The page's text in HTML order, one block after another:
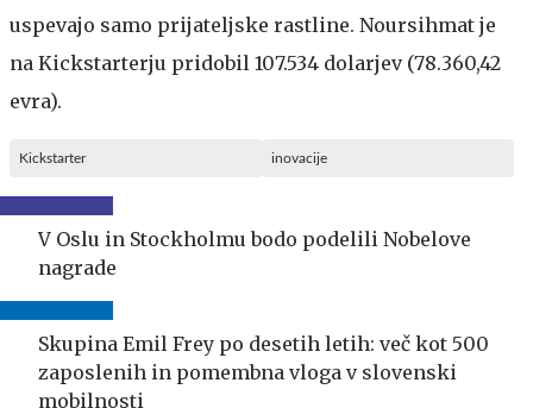
uspevajo samo prijateljske rastline. Noursihmat je
na Kickstarterju pridobil 107.534 dolarjev (78.360,42
evra).
Kickstarter inovacije
V Oslu in Stockholmu bodo podelili Nobelove
nagrade
Skupina Emil Frey po desetih letih: več kot 500
zaposlenih in pomembna vloga v slovenski
mobilnosti